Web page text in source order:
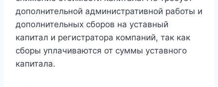
дополнительной административной работы и
дополнительных сборов на уставный
капитал и регистратора компаний, так как
сборы уплачиваются от суммы уставного
капитала.